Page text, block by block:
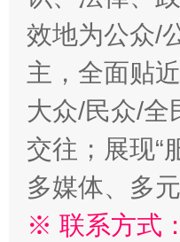
效地为公众/
主，全面贴
大众/民众/全
交往；展现“
多媒体、多
※ 联系方式：